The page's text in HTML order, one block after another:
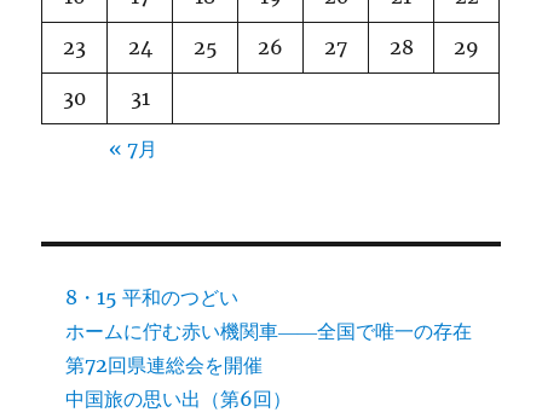
23 24 25 26 27 28 29
30 31
« 7月
8・15 平和のつどい
ホームに佇む赤い機関車――全国で唯一の存在
第72回県連総会を開催
中国旅の思い出（第6回）